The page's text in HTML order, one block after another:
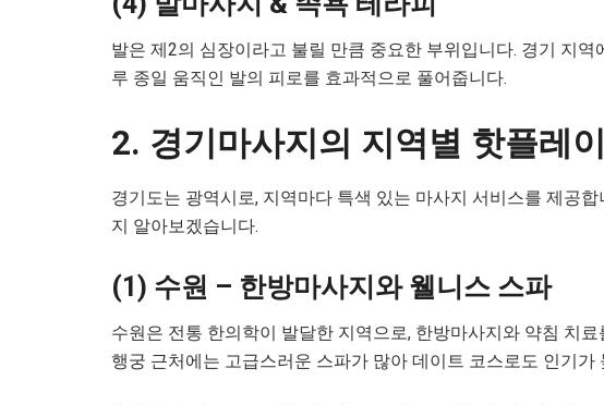
발은 제2의 심장이라고 불릴 만큼 중요한 부위입니다. 경기 지
루 종일 움직인 발의 피로를 효과적으로 풀어줍니다.
2. 경기마사지의 지역별 핫플레
경기도는 광역시로, 지역마다 특색 있는 마사지 서비스를 제공
지 알아보겠습니다.
(1) 수원 – 한방마사지와 웰니스 스파
수원은 전통 한의학이 발달한 지역으로, 한방마사지와 약침 치
행궁 근처에는 고급스러운 스파가 많아 데이트 코스로도 인기가